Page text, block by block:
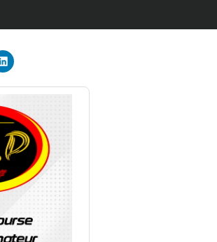
LinkedIn